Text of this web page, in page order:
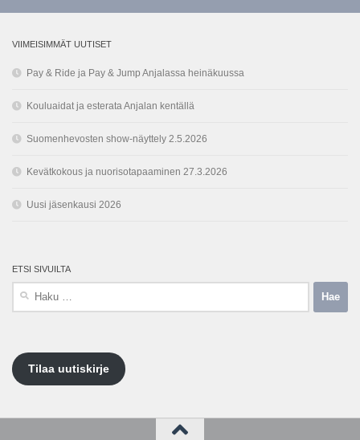
VIIMEISIMMÄT UUTISET
Pay & Ride ja Pay & Jump Anjalassa heinäkuussa
Kouluaidat ja esterata Anjalan kentällä
Suomenhevosten show-näyttely 2.5.2026
Kevätkokous ja nuorisotapaaminen 27.3.2026
Uusi jäsenkausi 2026
ETSI SIVUILTA
Tilaa uutiskirje